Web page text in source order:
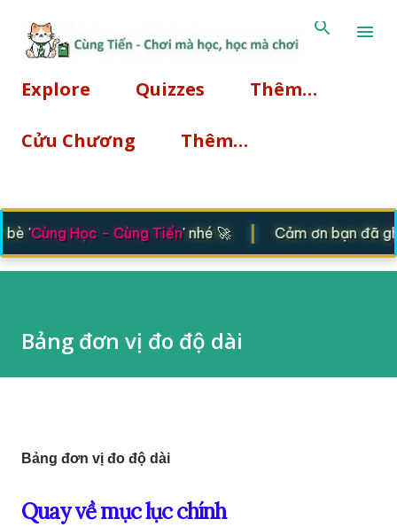
Explore Quizzes Thêm…
Cửu Chương Thêm…
'Cùng Học - Cùng Tiến' nhé 🚀 Cảm ơn bạn đã
Bảng đơn vị đo độ dài
Bảng đơn vị đo độ dài
Quay về mục lục chính